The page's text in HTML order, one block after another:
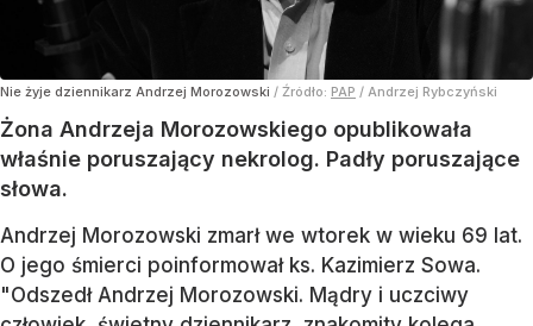
Nie żyje dziennikarz Andrzej Morozowski / Źródło: PAP / Andrzej Rybczyński
Żona Andrzeja Morozowskiego opublikowała
właśnie poruszający nekrolog. Padły poruszające
słowa.
Andrzej Morozowski zmarł we wtorek w wieku 69 lat.
O jego śmierci poinformował ks. Kazimierz Sowa.
"Odszedł Andrzej Morozowski. Mądry i uczciwy